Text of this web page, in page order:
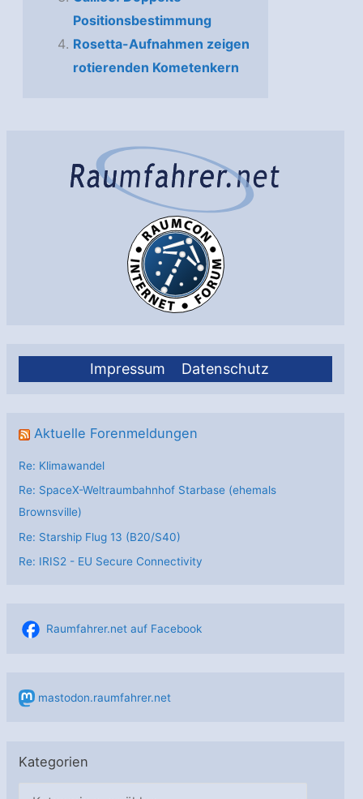
Impressum Datenschutz
Aktuelle Forenmeldungen
Re: Klimawandel
Re: SpaceX-Weltraumbahnhof Starbase (ehemals
Brownsville)
Re: Starship Flug 13 (B20/S40)
Re: IRIS2 - EU Secure Connectivity
Raumfahrer.net auf Facebook
mastodon.raumfahrer.net
Kategorien
Positionsbestimmung
Rosetta-Aufnahmen zeigen
rotierenden Kometenkern